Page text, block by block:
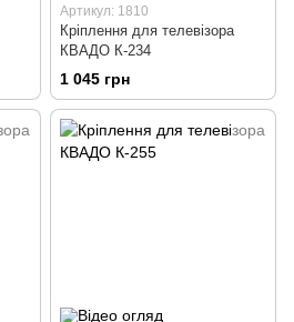
Артикул: 1810
Кріплення для телевізора
КВАДО К-234
1 045 грн